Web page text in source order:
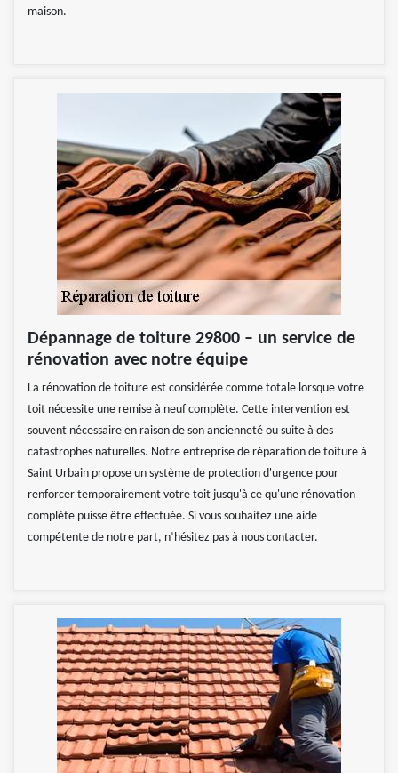
maison.
Dépannage de toiture 29800 – un service de
rénovation avec notre équipe
La rénovation de toiture est considérée comme totale lorsque votre
toit nécessite une remise à neuf complète. Cette intervention est
souvent nécessaire en raison de son ancienneté ou suite à des
catastrophes naturelles. Notre entreprise de réparation de toiture à
Saint Urbain propose un système de protection d'urgence pour
renforcer temporairement votre toit jusqu'à ce qu'une rénovation
complète puisse être effectuée. Si vous souhaitez une aide
compétente de notre part, n’hésitez pas à nous contacter.